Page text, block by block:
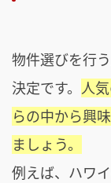
物件選びを行
決定です。 人
らの中から興
ましょう。
例えば、ハワ